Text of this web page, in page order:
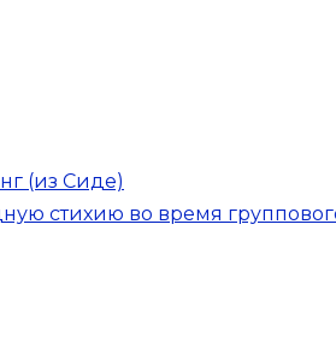
(из Сиде)
стихию во время